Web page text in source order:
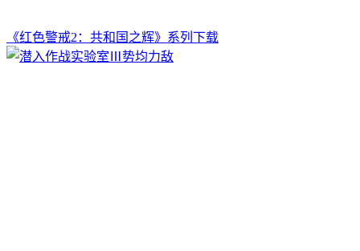
《红色警戒2：共和国之辉》系列下载